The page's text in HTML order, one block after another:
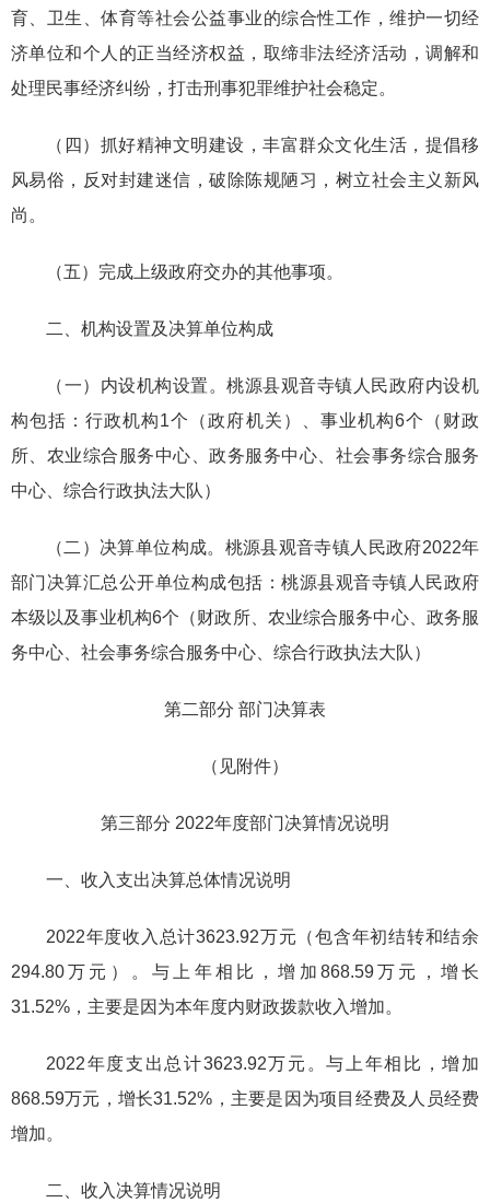
育、卫生、体育等社会公益事业的综合性工作，维护一切经
济单位和个人的正当经济权益，取缔非法经济活动，调解和
处理民事经济纠纷，打击刑事犯罪维护社会稳定。
（四）抓好精神文明建设，丰富群众文化生活，提倡移
风易俗，反对封建迷信，破除陈规陋习，树立社会主义新风
尚。
（五）完成上级政府交办的其他事项。
二、机构设置及决算单位构成
（一）内设机构设置。桃源县观音寺镇人民政府内设机
构包括：行政机构1个（政府机关）、事业机构6个（财政
所、农业综合服务中心、政务服务中心、社会事务综合服务
中心、综合行政执法大队）
（二）决算单位构成。桃源县观音寺镇人民政府2022年
部门决算汇总公开单位构成包括：桃源县观音寺镇人民政府
本级以及事业机构6个（财政所、农业综合服务中心、政务服
务中心、社会事务综合服务中心、综合行政执法大队）
第二部分 部门决算表
（见附件）
第三部分 2022年度部门决算情况说明
一、收入支出决算总体情况说明
2022年度收入总计3623.92万元（包含年初结转和结余
294.80万元）。与上年相比，增加868.59万元，增长
31.52%，主要是因为本年度内财政拨款收入增加。
2022年度支出总计3623.92万元。与上年相比，增加
868.59万元，增长31.52%，主要是因为项目经费及人员经费
增加。
二、收入决算情况说明